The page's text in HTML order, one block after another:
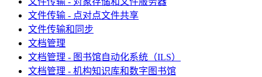
文件传输 - 点对点文件共享
文件传输和同步
文档管理
文档管理 - 图书馆自动化系统（ILS）
文档管理 - 机构知识库和数字图书馆